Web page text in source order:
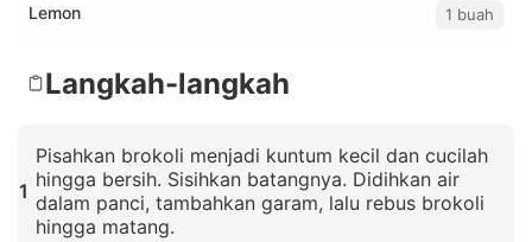
Lemon 1 buah
Langkah-langkah
1
Pisahkan brokoli menjadi kuntum kecil dan cucilah
hingga bersih. Sisihkan batangnya. Didihkan air
dalam panci, tambahkan garam, lalu rebus brokoli
hingga matang.